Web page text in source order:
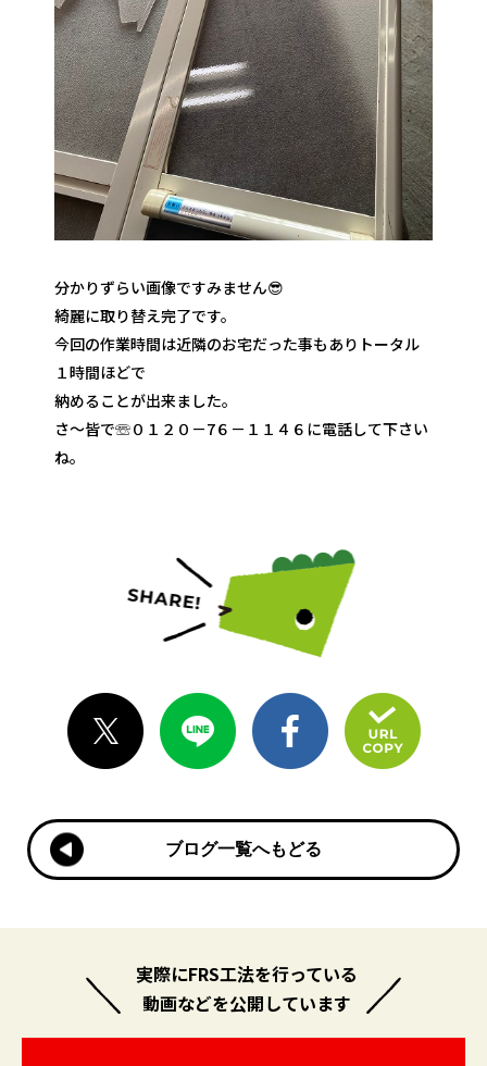
分かりずらい画像ですみません😎
綺麗に取り替え完了です。
今回の作業時間は近隣のお宅だった事もありトータル
１時間ほどで
納めることが出来ました。
さ～皆で☏０１２０－7６－１１４６に電話して下さい
ね。
ブログ一覧へもどる
ブログ一覧へもどる
実際にFRS工法を行っている
動画などを公開しています